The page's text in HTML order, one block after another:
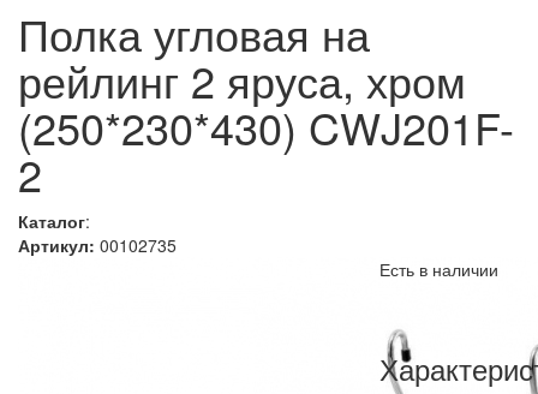
Полка угловая на
рейлинг 2 яруса, хром
(250*230*430) CWJ201F-
2
Каталог:
Артикул: 00102735
Есть в наличии